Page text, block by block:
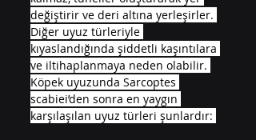
değiştirir ve deri altına yerleşirler.
Diğer uyuz türleriyle
kıyaslandığında şiddetli kaşıntılara
ve iltihaplanmaya neden olabilir.
Köpek uyuzunda Sarcoptes
scabiei’den sonra en yaygın
karşılaşılan uyuz türleri şunlardır: